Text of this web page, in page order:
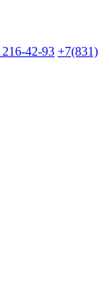
216-42-93 +7(831)